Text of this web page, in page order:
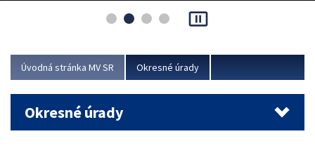
asociácie poisťovní (SLASPO) a Ministerstva vnútra SR.
Viac
pause_presentation
Úvodná stránka MV SR Okresné úrady
Okresné úrady